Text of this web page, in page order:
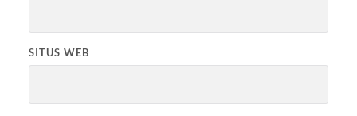
SITUS WEB